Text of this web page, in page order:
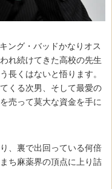
ング・バッドかなりオス
れ続けてきた高校の先生
長くはないと悟ります。
くる次男、そして最愛の
売って莫大な資金を手に
、裏で出回っている何倍
ち麻薬界の頂点に上り詰